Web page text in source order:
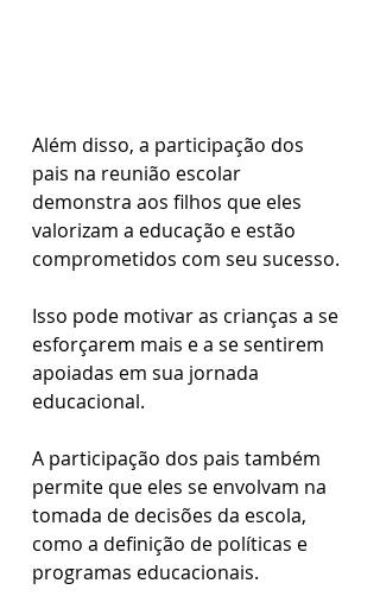
Além disso, a participação dos
pais na reunião escolar
demonstra aos filhos que eles
valorizam a educação e estão
comprometidos com seu sucesso.
Isso pode motivar as crianças a se
esforçarem mais e a se sentirem
apoiadas em sua jornada
educacional.
A participação dos pais também
permite que eles se envolvam na
tomada de decisões da escola,
como a definição de políticas e
programas educacionais.